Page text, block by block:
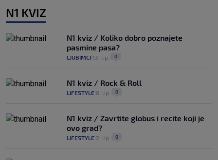
N1 KVIZ
N1 kviz / Koliko dobro poznajete
pasmine pasa?
LJUBIMCI 13. lip. 0
N1 kviz / Rock & Roll
LIFESTYLE 8. lip. 0
N1 kviz / Zavrtite globus i recite koji je
ovo grad?
LIFESTYLE 2. lip. 0